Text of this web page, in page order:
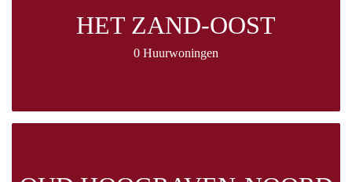
HET ZAND-OOST
0 Huurwoningen